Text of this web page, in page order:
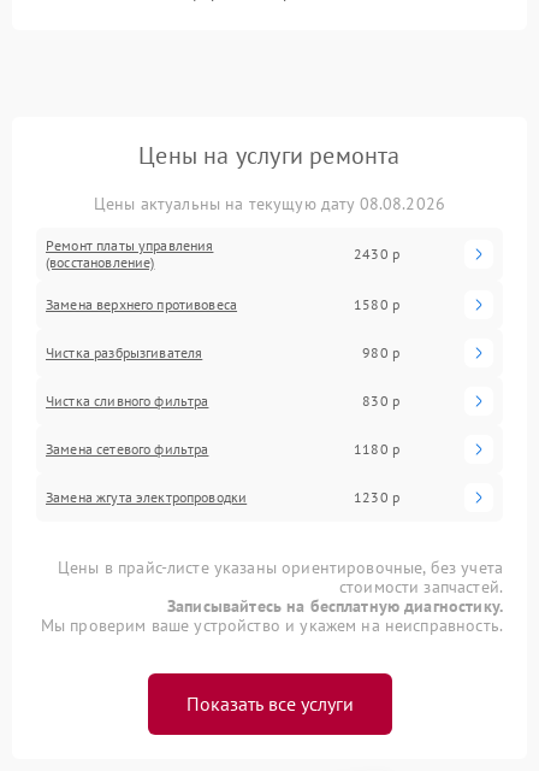
Цены на услуги ремонта
Цены актуальны на текущую дату 08.08.2026
Ремонт платы управления
(восстановление)
2430 р
Замена верхнего противовеса 1580 р
Чистка разбрызгивателя 980 р
Чистка сливного фильтра 830 р
Замена сетевого фильтра 1180 р
Замена жгута электропроводки 1230 р
Цены в прайс-листе указаны ориентировочные, без учета
стоимости запчастей.
Записывайтесь на бесплатную диагностику.
Мы проверим ваше устройство и укажем на неисправность.
Показать все услуги